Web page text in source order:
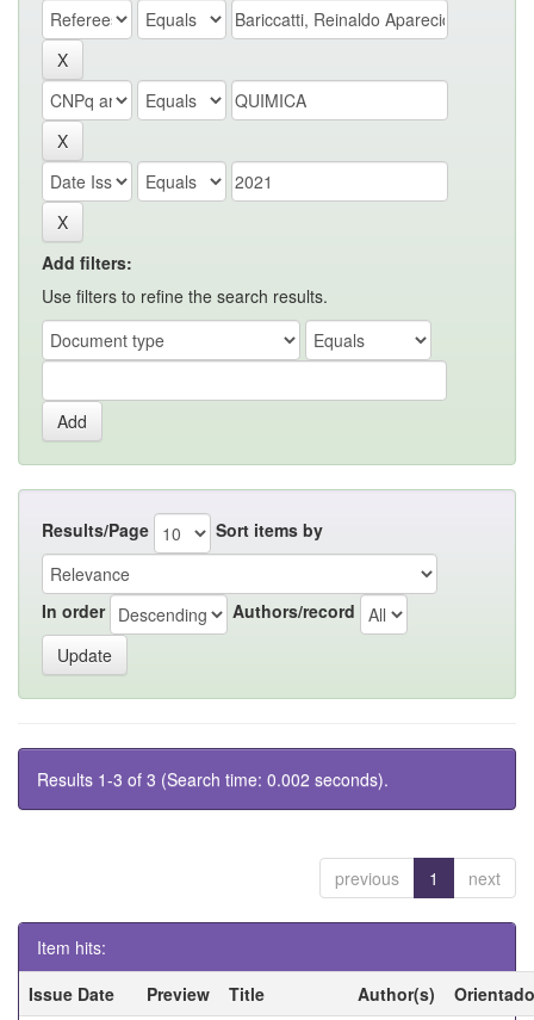
Add filters:
Use filters to refine the search results.
Results/Page Sort items by
In order Authors/record
Results 1-3 of 3 (Search time: 0.002 seconds).
previous 1 next
Item hits:
Issue Date
Preview Title Author(s)